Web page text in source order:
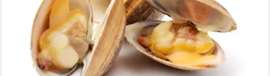
る
夢
占